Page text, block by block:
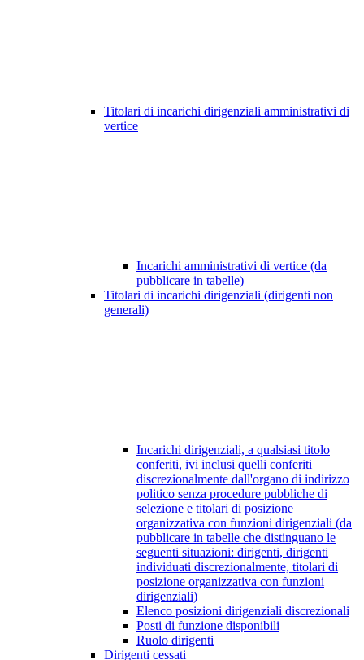
Titolari di incarichi dirigenziali amministrativi di
vertice
Incarichi amministrativi di vertice (da
pubblicare in tabelle)
Titolari di incarichi dirigenziali (dirigenti non
generali)
Incarichi dirigenziali, a qualsiasi titolo
conferiti, ivi inclusi quelli conferiti
discrezionalmente dall'organo di indirizzo
politico senza procedure pubbliche di
selezione e titolari di posizione
organizzativa con funzioni dirigenziali (da
pubblicare in tabelle che distinguano le
seguenti situazioni: dirigenti, dirigenti
individuati discrezionalmente, titolari di
posizione organizzativa con funzioni
dirigenziali)
Elenco posizioni dirigenziali discrezionali
Posti di funzione disponibili
Ruolo dirigenti
Dirigenti cessati